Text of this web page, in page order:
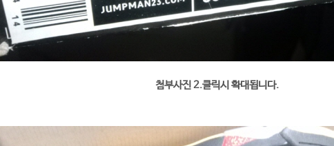
첨부사진 2.클릭시 확대됩니다.